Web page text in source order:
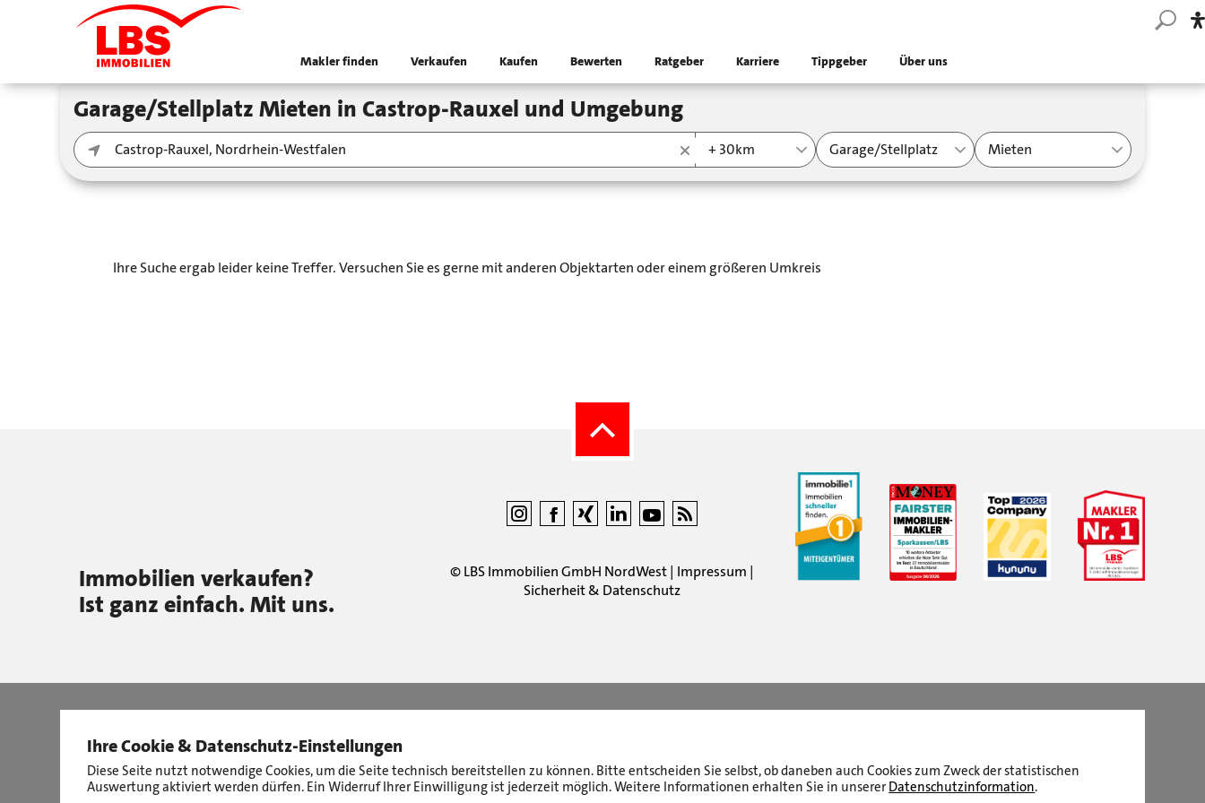
Makler finden Verkaufen Kaufen Bewerten Ratgeber Karriere Tippgeber Über uns
Garage/Stellplatz Mieten in Castrop-Rauxel und Umgebung
+ 30km Garage/Stellplatz Mieten
Ihre Suche ergab leider keine Treffer. Versuchen Sie es gerne mit anderen Objektarten oder einem größeren Umkreis
Immobilien verkaufen?
Ist ganz einfach. Mit uns.
©LBS Immobilien GmbH NordWest| Impressum |
Sicherheit & Datenschutz
Ihre Cookie & Datenschutz-Einstellungen
Diese Seite nutzt notwendige Cookies, um die Seite technisch bereitstellen zu können. Bitte entscheiden Sie selbst, ob daneben auch Cookies zum Zweck der statistischen
Auswertung aktiviert werden dürfen. Ein Widerruf Ihrer Einwilligung ist jederzeit möglich. Weitere Informationen erhalten Sie in unserer Datenschutzinformation.